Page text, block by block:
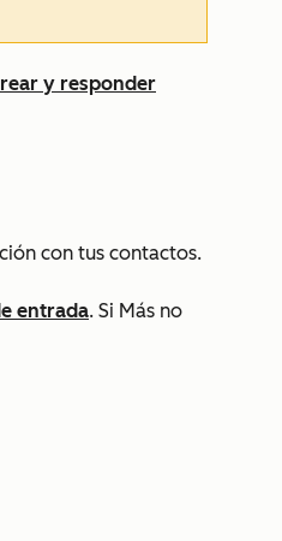
y responder
con tus contactos.
entrada. Si Más no